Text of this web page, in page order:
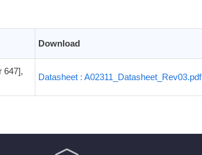
Download
647],
Datasheet : A02311_Datasheet_Rev03.pdf